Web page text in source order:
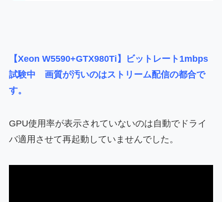
【Xeon W5590+GTX980Ti】ビットレート1mbps
試験中 画質が汚いのはストリーム配信の都合で
す。
GPU使用率が表示されていないのは自動でドライ
バ適用させて再起動していませんでした。